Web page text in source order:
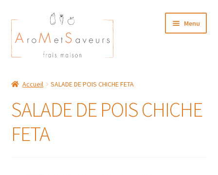
Aller
à
la
navigation
Aller
au
contenu
Menu
Accueil SALADE DE POIS CHICHE FETA
SALADE DE POIS CHICHE
FETA